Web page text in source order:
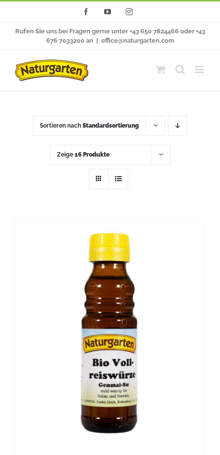
FacebookYouTubeInstagram
Rufen Sie uns bei Fragen gerne unter +43 650 7824466 oder +43
676 7033200 an
office@naturgarten.com
Sortieren nach Standardsortierung
Zeige 16 Produkte